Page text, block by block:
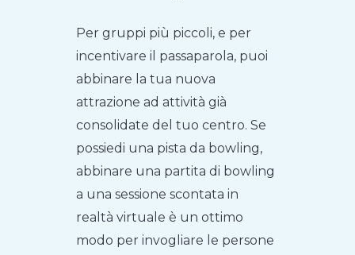
Per gruppi più piccoli, e per
incentivare il passaparola, puoi
abbinare la tua nuova
attrazione ad attività già
consolidate del tuo centro. Se
possiedi una pista da bowling,
abbinare una partita di bowling
a una sessione scontata in
realtà virtuale è un ottimo
modo per invogliare le persone